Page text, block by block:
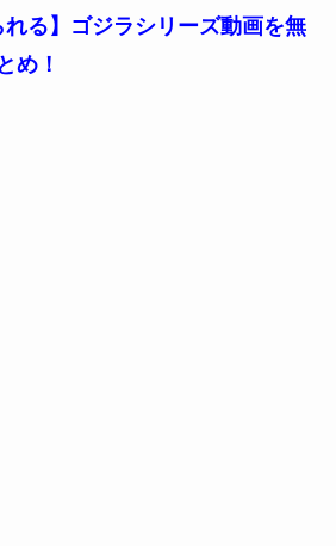
る】ゴジラシリーズ動画を無
め！